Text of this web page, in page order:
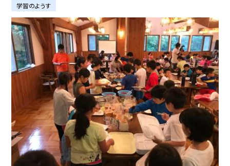
学習のようす